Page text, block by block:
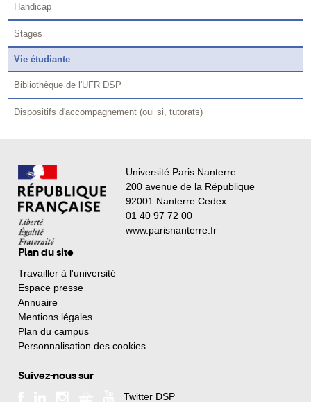
Handicap
Stages
Vie étudiante
Bibliothèque de l'UFR DSP
Dispositifs d'accompagnement (oui si, tutorats)
Université Paris Nanterre
200 avenue de la République
92001 Nanterre Cedex
01 40 97 72 00
www.parisnanterre.fr
Plan du site
Travailler à l'université
Espace presse
Annuaire
Mentions légales
Plan du campus
Personnalisation des cookies
Suivez-nous sur
Twitter DSP